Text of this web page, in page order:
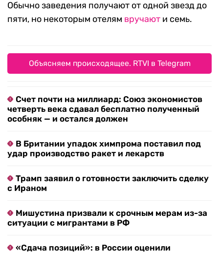
Обычно заведения получают от одной звезд до
пяти, но некоторым отелям вручают и семь.
Объясняем происходящее. RTVI в Telegram
Счет почти на миллиард: Союз экономистов
четверть века сдавал бесплатно полученный
особняк — и остался должен
В Британии упадок химпрома поставил под
удар производство ракет и лекарств
Трамп заявил о готовности заключить сделку
с Ираном
Мишустина призвали к срочным мерам из-за
ситуации с мигрантами в РФ
«Сдача позиций»: в России оценили